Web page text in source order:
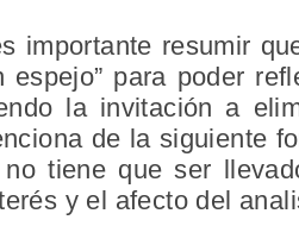
importante resumir
espejo” para poder
la invitación a
de la siguiente
tiene que ser
y el afecto del